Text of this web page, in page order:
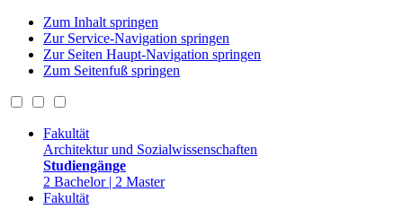
Zum Inhalt springen
Zur Service-Navigation springen
Zur Seiten Haupt-Navigation springen
Zum Seitenfuß springen
Fakultät
Architektur und Sozialwissenschaften
Studiengänge
2 Bachelor | 2 Master
Fakultät